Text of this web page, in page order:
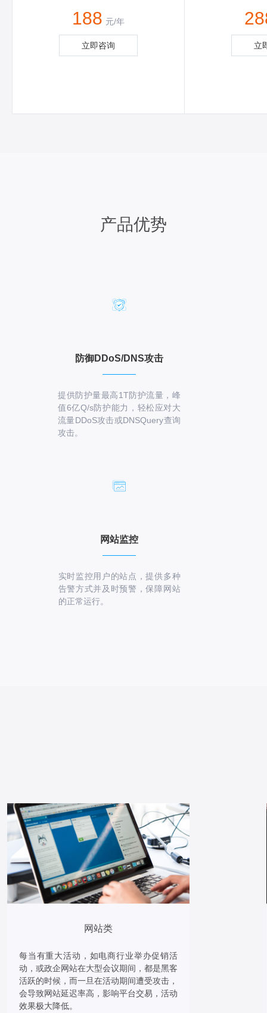
188 元/年
立即咨询 立
产品优势
防御DDoS/DNS攻击
提供防护量最高1T防护流量，峰
值6亿Q/s防护能力，轻松应对大
流量DDoS攻击或DNSQuery查询
攻击。
网站监控
实时监控用户的站点，提供多种
告警方式并及时预警，保障网站
的正常运行。
网站类
每当有重大活动，如电商行业举办促销活
动，或政企网站在大型会议期间，都是黑客
活跃的时候，而一旦在活动期间遭受攻击，
会导致网站延迟率高，影响平台交易，活动
效果极大降低。